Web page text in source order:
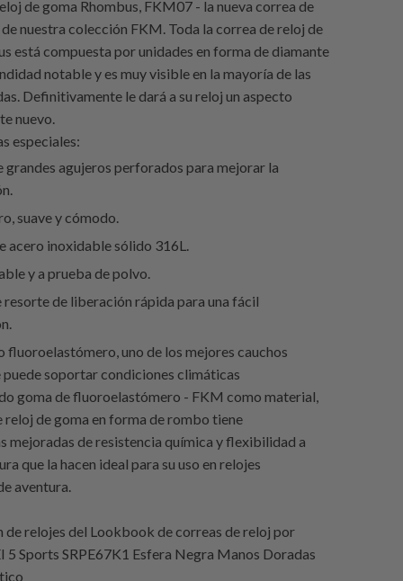
de goma Rhombus, FKM07 - la nueva correa de
nuestra colección FKM. Toda la correa de reloj de
está compuesta por unidades en forma de diamante
notable y es muy visible en la mayoría de las
Definitivamente le dará a su reloj un aspecto
nuevo.
especiales:
grandes agujeros perforados para mejorar la
suave y cómodo.
acero inoxidable sólido 316L.
y a prueba de polvo.
resorte de liberación rápida para una fácil
fluoroelastómero, uno de los mejores cauchos
puede soportar condiciones climáticas
goma de fluoroelastómero - FKM como material,
reloj de goma en forma de rombo tiene
mejoradas de resistencia química y flexibilidad a
que la hacen ideal para su uso en relojes
aventura.
de relojes del Lookbook de correas de reloj por
5 Sports SRPE67K1 Esfera Negra Manos Doradas